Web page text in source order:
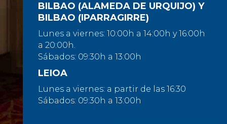
BILBAO (ALAMEDA DE URQUIJO) Y
BILBAO (IPARRAGIRRE)
Lunes a viernes: 10:00h a 14:00h y 16:00h
a 20:00h.
Sábados: 09:30h a 13:00h
LEIOA
Lunes a viernes: a partir de las 16:30
Sábados: 09:30h a 13:00h